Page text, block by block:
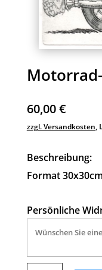
60,00€
zzgl. Versandkosten,
Beschreibung:
Format 30x30cm
Persönliche
A